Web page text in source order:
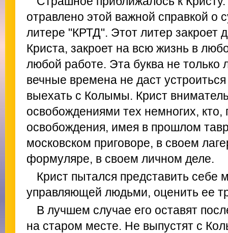
отравлено этой важной справкой о
литере "КРТД". Этот литер закроет
Криста, закроет на всю жизнь в
любой работе. Эта буква не только
вечные времена не даст
выехать с Колымы. Крист
освобождениями тех немногих,
освобождения, имея в прошлом
московском приговоре, в своем
формуляре, в своем личном деле.
Крист пытался представить себе
управляющей людьми, оценить ее
В лучшем случае его оставят
на старом месте. Не выпустят с